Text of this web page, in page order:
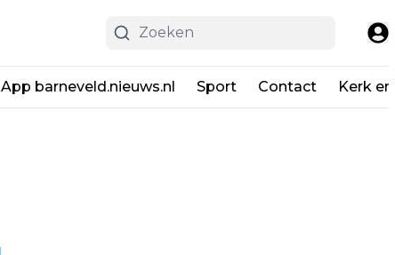
App barneveld.nieuws.nl Sport Contact Kerk